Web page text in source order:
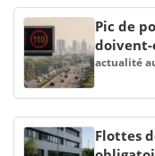
Pic de
actualité
Flottes